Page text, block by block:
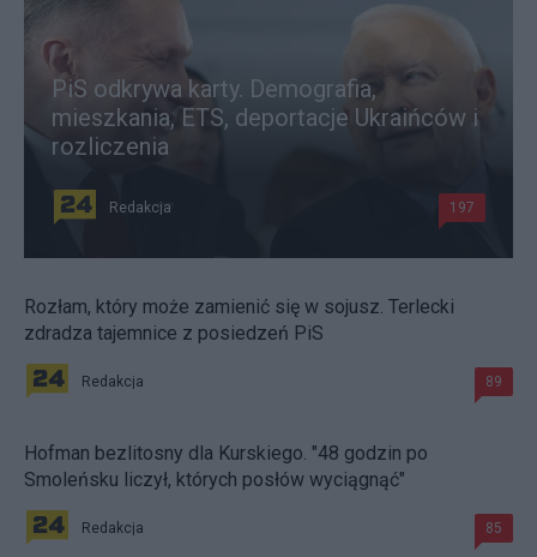
PiS odkrywa karty. Demografia,
mieszkania, ETS, deportacje Ukraińców i
rozliczenia
Redakcja 197
Rozłam, który może zamienić się w sojusz. Terlecki
zdradza tajemnice z posiedzeń PiS
Redakcja 89
Hofman bezlitosny dla Kurskiego. "48 godzin po
Smoleńsku liczył, których posłów wyciągnąć"
Redakcja 85